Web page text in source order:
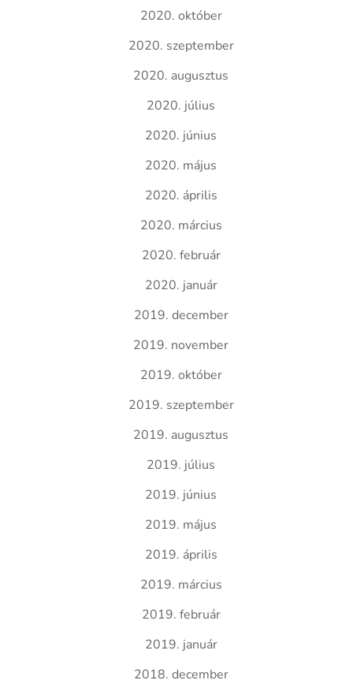
2020. október
2020. szeptember
2020. augusztus
2020. július
2020. június
2020. május
2020. április
2020. március
2020. február
2020. január
2019. december
2019. november
2019. október
2019. szeptember
2019. augusztus
2019. július
2019. június
2019. május
2019. április
2019. március
2019. február
2019. január
2018. december